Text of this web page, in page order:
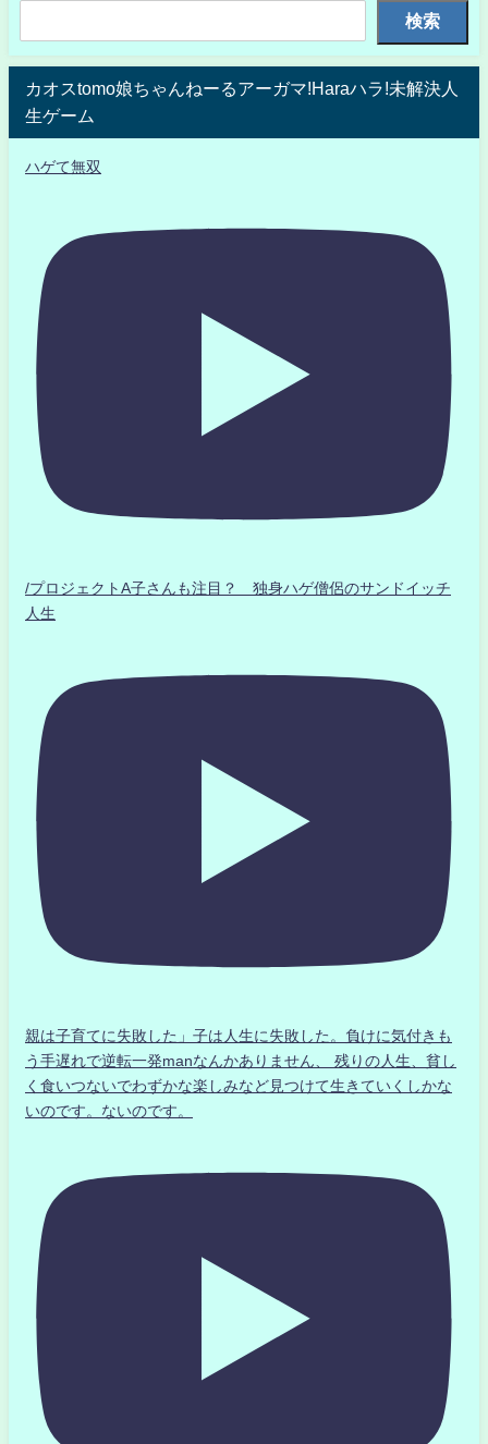
検索
カオスtomo娘ちゃんねーるアーガマ!Haraハラ!未解決人
生ゲーム
ハゲて無双
/プロジェクトA子さんも注目？ 独身ハゲ僧侶のサンドイッチ
人生
親は子育てに失敗した」子は人生に失敗した。負けに気付きも
う手遅れで逆転一発manなんかありません、 残りの人生、貧し
く食いつないでわずかな楽しみなど見つけて生きていくしかな
いのです。ないのです。